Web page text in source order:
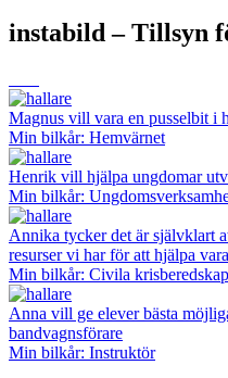
instabild – Tillsyn
Magnus vill vara en pusselbit i
Min bilkår: Hemvärnet
Henrik vill hjälpa ungdomar
Min bilkår:
Annika tycker det är självklart
resurser vi har för att hjälpa
Min bilkår: Civila
Anna vill ge elever bästa
bandvagnsförare
Min bilkår: Instruktör